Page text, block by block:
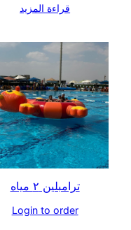
قراءة المزيد
ترامبلين ٢ مياه
Login to order